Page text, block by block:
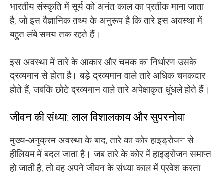
भारतीय संस्कृति में सूर्य को अनंत काल का प्रतीक माना जाता
है, जो इस वैज्ञानिक तथ्य के अनुरूप है कि तारे इस अवस्था में
बहुत लंबे समय तक रहते हैं।
इस अवस्था में तारे के आकार और चमक का निर्धारण उसके
द्रव्यमान से होता है। बड़े द्रव्यमान वाले तारे अधिक चमकदार
होते हैं, जबकि छोटे द्रव्यमान वाले तारे अपेक्षाकृत धुंधले होते हैं।
जीवन की संध्या: लाल विशालकाय और सुपरनोवा
मुख्य-अनुक्रम अवस्था के बाद, तारे का कोर हाइड्रोजन से
हीलियम में बदल जाता है। जब तारे के कोर में हाइड्रोजन समाप्त
हो जाती है, तो वह अपने जीवन के संध्या काल में प्रवेश करता